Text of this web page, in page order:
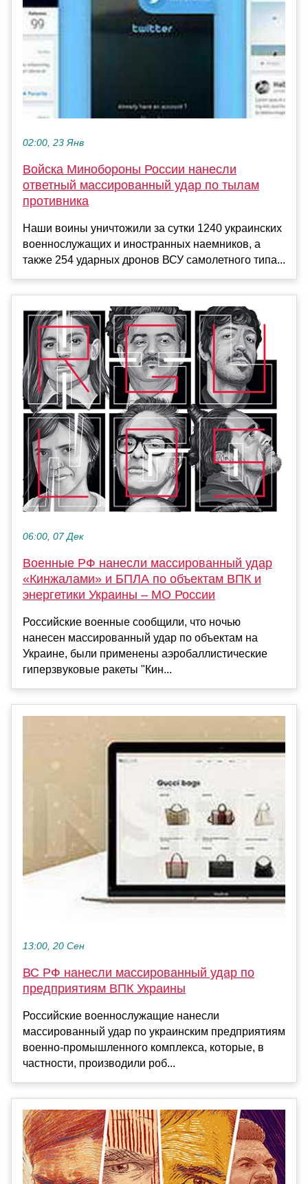
02:00, 23 Янв
Войска Минобороны России нанесли
ответный массированный удар по тылам
противника
Наши воины уничтожили за сутки 1240 украинских
военнослужащих и иностранных наемников, а
также 254 ударных дронов ВСУ самолетного типа...
06:00, 07 Дек
Военные РФ нанесли массированный удар
«Кинжалами» и БПЛА по объектам ВПК и
энергетики Украины – МО России
Российские военные сообщили, что ночью
нанесен массированный удар по объектам на
Украине, были применены аэробаллистические
гиперзвуковые ракеты "Кин...
13:00, 20 Сен
ВС РФ нанесли массированный удар по
предприятиям ВПК Украины
Российские военнослужащие нанесли
массированный удар по украинским предприятиям
военно-промышленного комплекса, которые, в
частности, производили роб...